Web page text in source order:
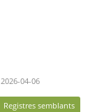
04-06
Registres semblants